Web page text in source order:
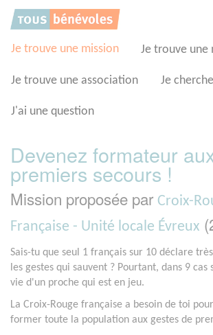
Je trouve une mission Je trouve une
Je trouve une association Je
J'ai une question
Devenez formateur
premiers secours !
Mission proposée par Croix-
Française - Unité locale Évreux
Sais-tu que seul 1 français sur 10 déclare
les gestes qui sauvent ? Pourtant, dans 9 cas
vie d'un proche qui est en jeu.
La Croix-Rouge française a besoin de toi
former toute la population aux gestes de
Panneau de gestion des cookies